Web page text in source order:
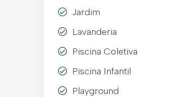
Jardim
Lavanderia
Piscina Coletiva
Piscina Infantil
Playground